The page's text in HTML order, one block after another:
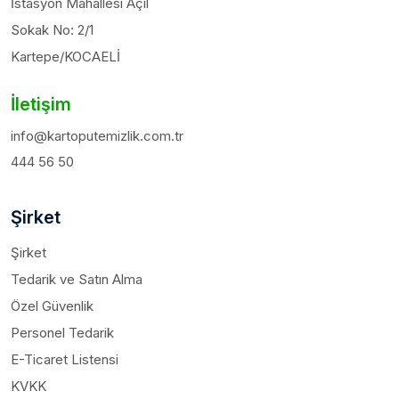
Sokak No: 2/1
Kartepe/KOCAELİ
İletişim
info@kartoputemizlik.com.tr
444 56 50
Şirket
Şirket
Tedarik ve Satın Alma
Özel Güvenlik
Personel Tedarik
E-Ticaret Listensi
KVKK